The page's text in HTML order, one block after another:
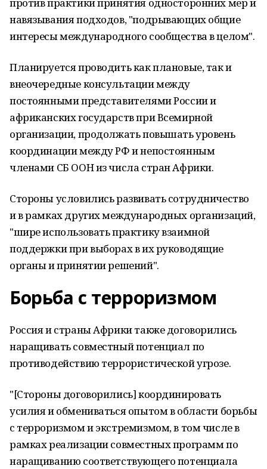
навязывания подходов, "подрывающих общие
интересы международного сообщества в целом".
Планируется проводить как плановые, так и
внеочередные консультации между
постоянными представителями России и
африканских государств при Всемирной
организации, продолжать повышать уровень
координации между РФ и непостоянным
членами СБ ООН из числа стран Африки.
Стороны условились развивать сотрудничество
и в рамках других международных организаций,
"шире использовать практику взаимной
поддержки при выборах в их руководящие
органы и принятии решений".
Борьба с терроризмом
Россия и страны Африки также договорились
наращивать совместный потенциал по
противодействию террористической угрозе.
"[Стороны договорились] координировать
усилия и обмениваться опытом в области борьбы
с терроризмом и экстремизмом, в том числе в
рамках реализации совместных программ по
наращиванию соответствующего потенциала